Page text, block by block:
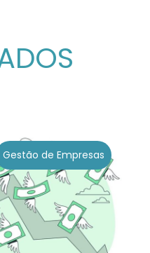
Gestão de Empresas